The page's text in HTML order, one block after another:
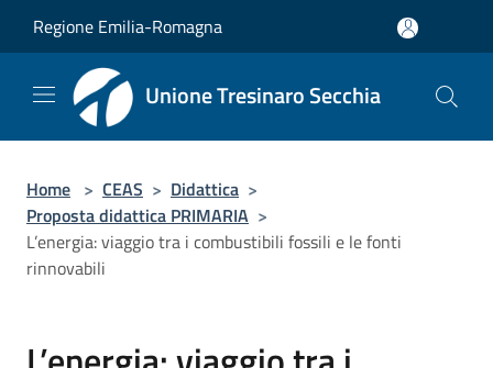
Regione Emilia-Romagna
Unione Tresinaro Secchia
Home > CEAS > Didattica >
Proposta didattica PRIMARIA >
L’energia: viaggio tra i combustibili fossili e le fonti
rinnovabili